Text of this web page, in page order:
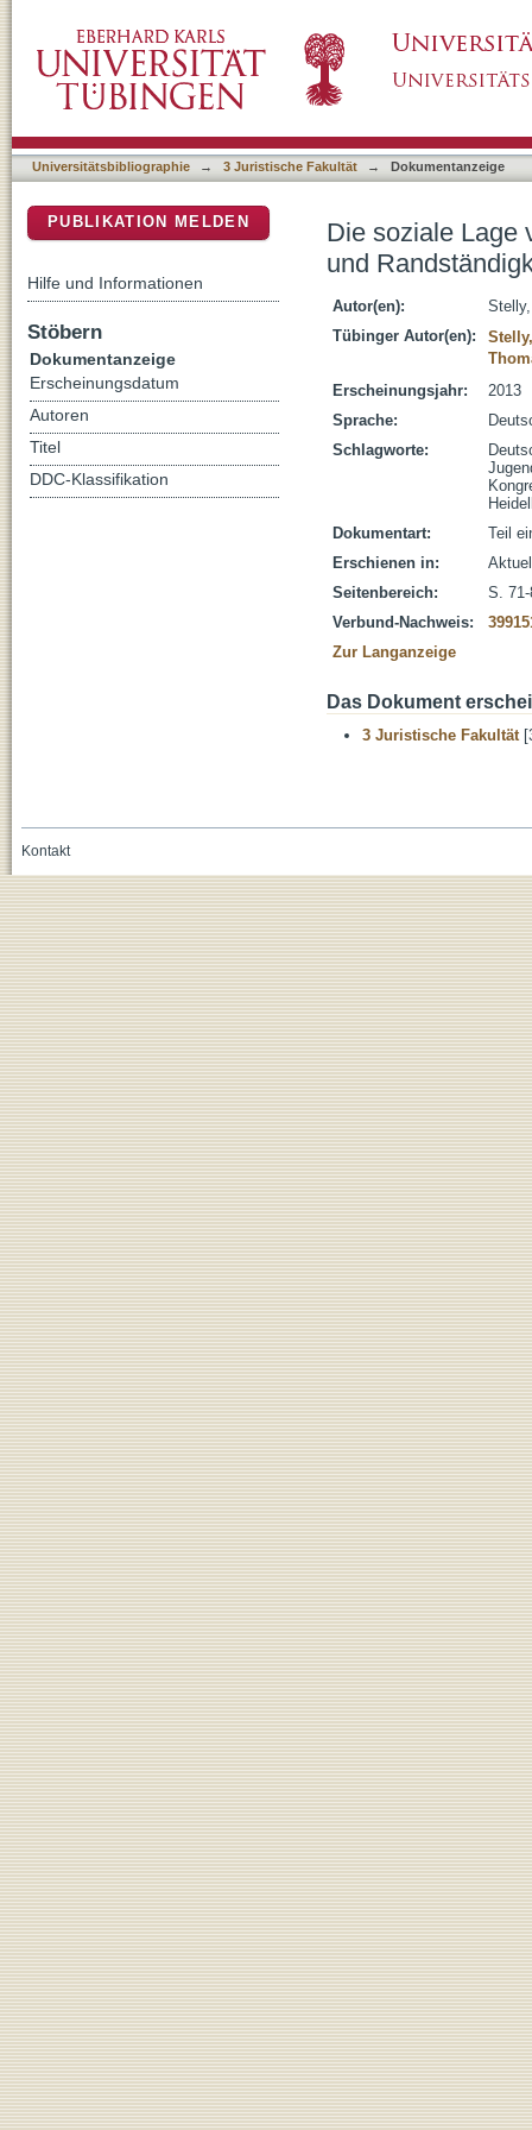
Universitätsbibliographie → 3 Juristische Fakultät → Dokumentanzeige
Die soziale Lage
und
Autor(en):
Tübinger Autor(en):
Erscheinungsjahr:
2013
Sprache:
Schlagworte:
Dokumentart:
Teil
Erschienen in:
Seitenbereich:
S. 71-
Verbund-Nachweis:
Zur Langanzeige
Das Dokument
3 Juristische Fakultät
PUBLIKATION MELDEN
Hilfe und Informationen
Stöbern
Dokumentanzeige
Erscheinungsdatum
Autoren
Titel
DDC-Klassifikation
Kontakt